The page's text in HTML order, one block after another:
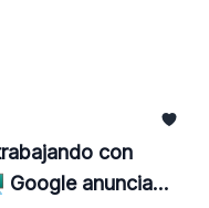
con
Google anuncia